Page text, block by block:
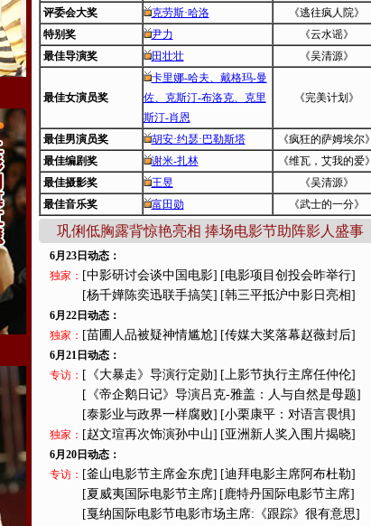
评委会大奖
克劳斯·哈洛
《逃往疯人院》
特别奖
尹力
《云水谣》
最佳导演奖
田壮壮 《吴清源》
最佳女演员奖
卡里娜-哈夫、戴格玛-曼
佐、克斯汀-布洛克、克里
斯汀-肖恩
《完美计划》
最佳男演员奖 胡安·约瑟·巴勒斯塔
《疯狂的萨姆埃尔》
最佳编剧奖
谢米-扎林
《维瓦，艾我的爱》
最佳摄影奖
王昱
《吴清源》
最佳音乐奖
富田勋 《武士的一分》
巩俐低胸露背惊艳亮相 捧场电影节助阵影人盛事
6月23日动态：
独家： [中影研讨会谈中国电影] [电影项目创投会昨举行]
[杨千嬅陈奕迅联手搞笑] [韩三平抵沪中影日亮相]
6月22日动态：
独家： [苗圃人品被疑神情尴尬] [传媒大奖落幕赵薇封后]
6月21日动态：
专访： [《大暴走》导演行定勋] [上影节执行主席任仲伦]
[《帝企鹅日记》导演吕克-雅盖：人与自然是母题]
[泰影业与政界一样腐败] [小栗康平：对语言畏惧]
独家： [赵文瑄再次饰演孙中山] [亚洲新人奖入围片揭晓]
6月20日动态：
专访： [釜山电影节主席金东虎] [迪拜电影主席阿布杜勒]
[夏威夷国际电影节主席] [鹿特丹国际电影节主席]
[戛纳国际电影节电影市场主席:《跟踪》很有意思]